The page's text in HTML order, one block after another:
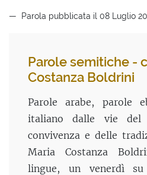
Parola pubblicata il 08 Luglio
Parole semitiche -
Costanza Boldrini
Parole arabe, parole
italiano dalle vie del
convivenza e delle
Maria Costanza
lingue, un venerdì su